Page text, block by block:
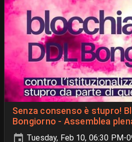
Senza consenso è stupro!
Bongiorno - Assemblea
Tuesday, Feb 10, 06:30 PM-